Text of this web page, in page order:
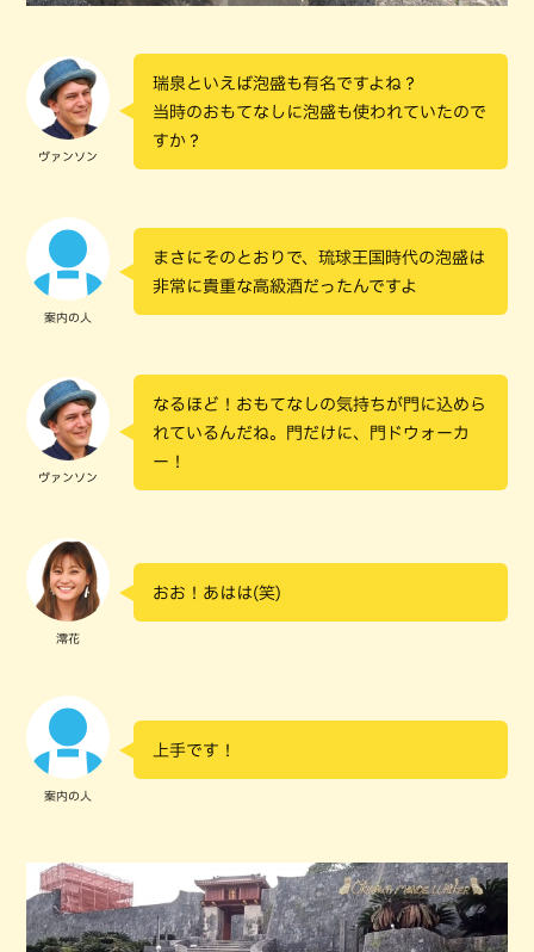
ヴァンソン
瑞泉といえば泡盛も有名ですよね？
当時のおもてなしに泡盛も使われていたので
すか？
案内の人
まさにそのとおりで、琉球王国時代の泡盛は
非常に貴重な高級酒だったんですよ
ヴァンソン
なるほど！おもてなしの気持ちが門に込めら
れているんだね。門だけに、門ドウォーカ
ー！
澪花
おお！あはは(笑)
案内の人
上手です！